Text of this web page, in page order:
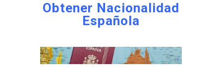
Obtener Nacionalidad
Española